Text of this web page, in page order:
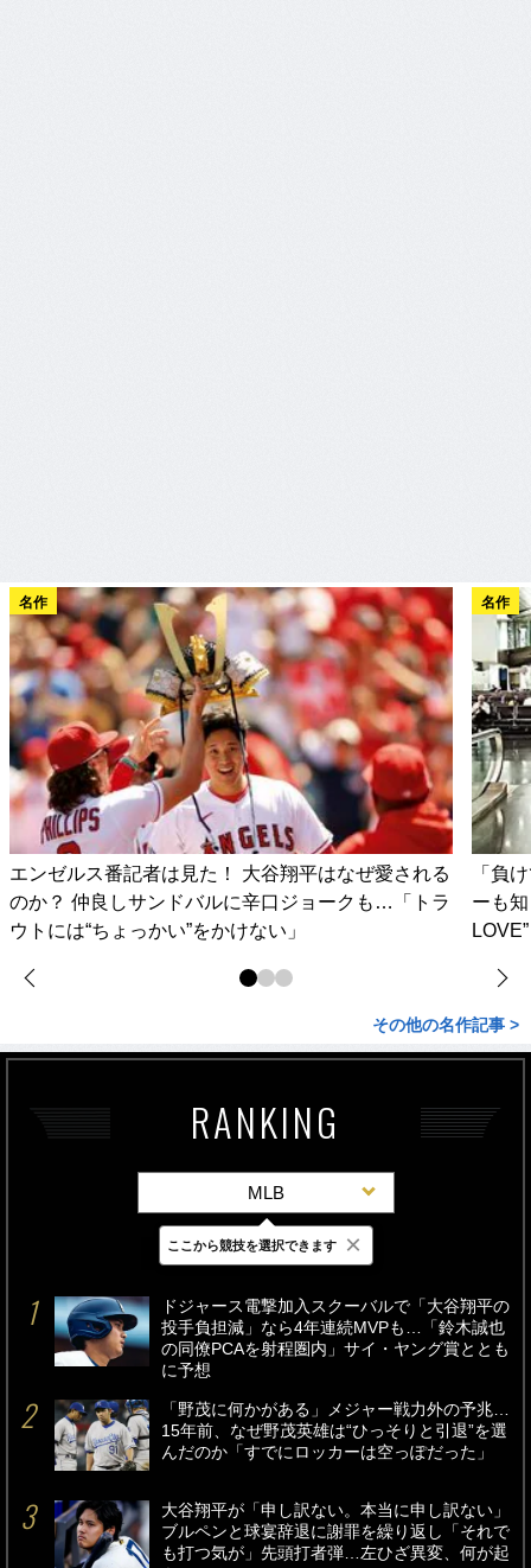
名作
エンゼルス番記者は見た！ 大谷翔平はなぜ愛される
のか？ 仲良しサンドバルに辛口ジョークも…「トラ
ウトには“ちょっかい”をかけない」
名作
「負
ーも
その他の名作記事 >
RANKING
MLB
最新 24時間 週間
ドジャース電撃加入スクーバルで「大谷翔平の
投手負担減」なら4年連続MVPも…「鈴木誠也
の同僚PCAを射程圏内」サイ・ヤング賞ととも
に予想
「野茂に何かがある」メジャー戦力外の予兆…
15年前、なぜ野茂英雄は“ひっそりと引退”を選
んだのか「すでにロッカーは空っぽだった」
大谷翔平が「申し訳ない。本当に申し訳ない」
ブルペンと球宴辞退に謝罪を繰り返し「それで
も打つ気が」先頭打者弾…左ひざ異変、何が起
ここから競技を選択できます ×